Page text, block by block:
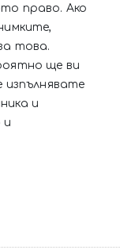
право. Ако
това.
ще ви
изпълнявате
и
и